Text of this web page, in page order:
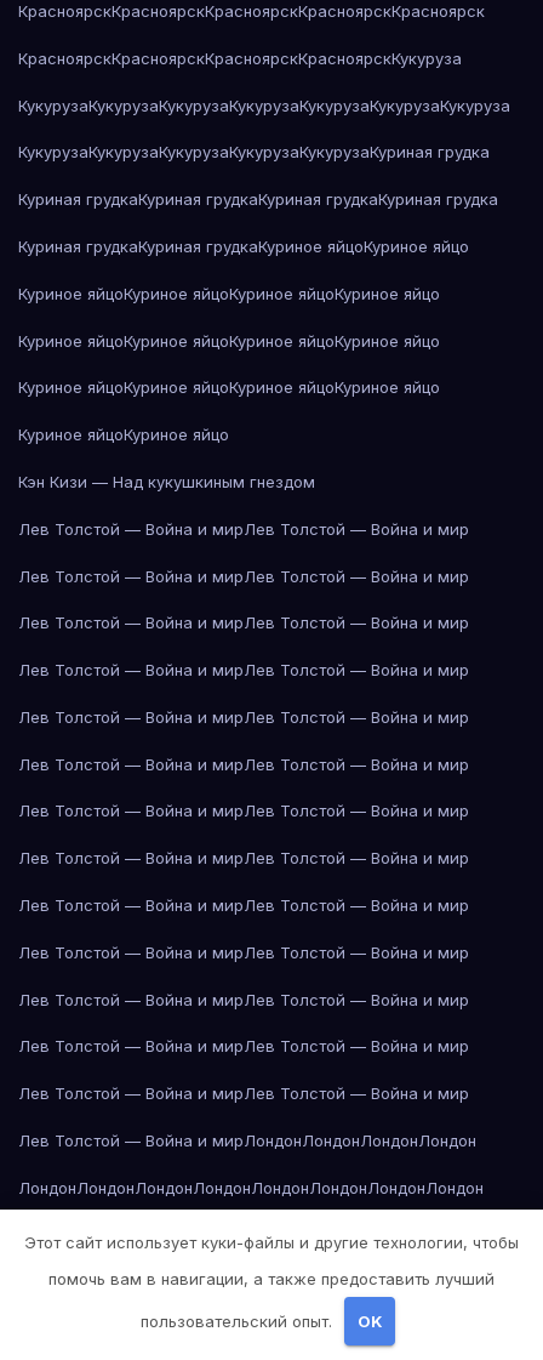
КрасноярскКрасноярскКрасноярскКрасноярскКрасноярск
КрасноярскКрасноярскКрасноярскКрасноярскКукуруза
КукурузаКукурузаКукурузаКукурузаКукурузаКукурузаКукуруза
КукурузаКукурузаКукурузаКукурузаКукурузаКуриная грудка
Куриная грудкаКуриная грудкаКуриная грудкаКуриная грудка
Куриная грудкаКуриная грудкаКуриное яйцоКуриное яйцо
Куриное яйцоКуриное яйцоКуриное яйцоКуриное яйцо
Куриное яйцоКуриное яйцоКуриное яйцоКуриное яйцо
Куриное яйцоКуриное яйцоКуриное яйцоКуриное яйцо
Куриное яйцоКуриное яйцо
Кэн Кизи — Над кукушкиным гнездом
Лев Толстой — Война и мирЛев Толстой — Война и мир
Лев Толстой — Война и мирЛев Толстой — Война и мир
Лев Толстой — Война и мирЛев Толстой — Война и мир
Лев Толстой — Война и мирЛев Толстой — Война и мир
Лев Толстой — Война и мирЛев Толстой — Война и мир
Лев Толстой — Война и мирЛев Толстой — Война и мир
Лев Толстой — Война и мирЛев Толстой — Война и мир
Лев Толстой — Война и мирЛев Толстой — Война и мир
Лев Толстой — Война и мирЛев Толстой — Война и мир
Лев Толстой — Война и мирЛев Толстой — Война и мир
Лев Толстой — Война и мирЛев Толстой — Война и мир
Лев Толстой — Война и мирЛев Толстой — Война и мир
Лев Толстой — Война и мирЛев Толстой — Война и мир
Лев Толстой — Война и мирЛондонЛондонЛондонЛондон
ЛондонЛондонЛондонЛондонЛондонЛондонЛондонЛондон
Лондон Лондон Лос-Анджелес Лос-Анджелес
Лос-АнджелесЛос-АнджелесЛос-АнджелесЛос-Анджелес
Лос-АнджелесЛос-АнджелесЛос-Анджелес
Этот сайт использует куки-файлы и другие технологии, чтобы
помочь вам в навигации, а также предоставить лучший
пользовательский опыт. OK